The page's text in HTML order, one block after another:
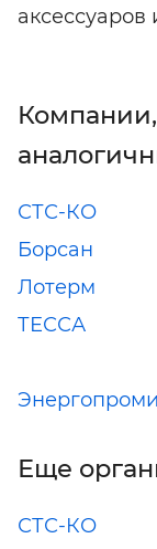
аксессуаров
СТС-КО
Борсан
Лотерм
ТЕССА
Еще
СТС-КО